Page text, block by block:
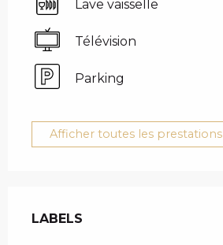
Lave vaisselle
Télévision
Parking
Afficher toutes les prestations
LABELS
LABELS